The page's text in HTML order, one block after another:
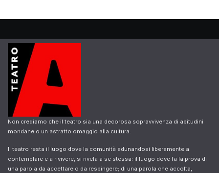
Non crediamo che il teatro sia una decorosa sopravvivenza di abitudini
mondane o un astratto omaggio alla cultura.
Il teatro resta il luogo dove la comunità adunandosi liberamente a
contemplare e a rivivere, si rivela a se stessa: il luogo dove fa la prova di
una parola da accettare o da respingere; di una parola che accolta,